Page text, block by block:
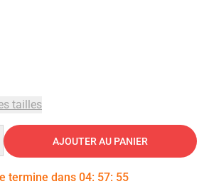
tailles
AJOUTER AU PANIER
termine dans 04: 57: 54